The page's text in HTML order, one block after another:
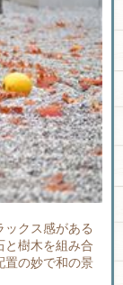
クス感がある
と樹木を組み合
置の妙で和の景